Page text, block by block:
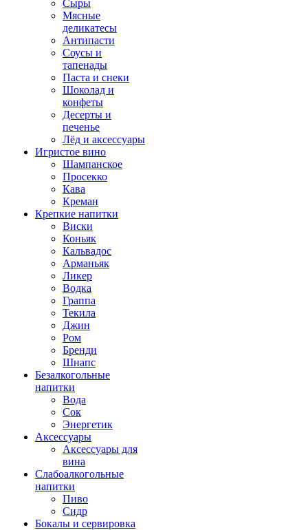
Сыры
Мясные
деликатесы
Антипасти
Соусы и
тапенады
Паста и снеки
Шоколад и
конфеты
Десерты и
печенье
Лёд и аксессуары
Игристое вино
Шампанское
Просекко
Кава
Креман
Крепкие напитки
Виски
Коньяк
Кальвадос
Арманьяк
Ликер
Водка
Граппа
Текила
Джин
Ром
Бренди
Шнапс
Безалкогольные
напитки
Вода
Сок
Энергетик
Аксессуары
Аксессуары для
вина
Слабоалкогольные
напитки
Пиво
Сидр
Бокалы и сервировка